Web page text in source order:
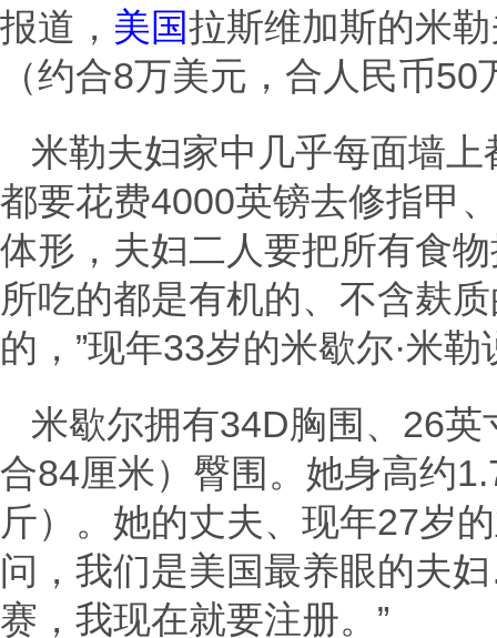
报道， 美国拉斯维加斯的米
（约合8万美元，合人民币
米勒夫妇家中几乎每面墙
都要花费4000英镑去修指甲
体形，夫妇二人要把所有食
所吃的都是有机的、不含麸
的，”现年33岁的米歇尔·米勒
米歇尔拥有34D胸围、26
合84厘米）臀围。她身高约
斤）。她的丈夫、现年27岁
问，我们是美国最养眼的夫
赛，我现在就要注册。”